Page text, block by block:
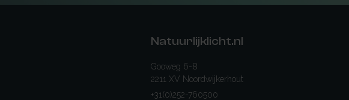
Natuurlijklicht.nl
Gooweg 6-8
2211 XV Noordwijkerhout
+31(0)252-760500